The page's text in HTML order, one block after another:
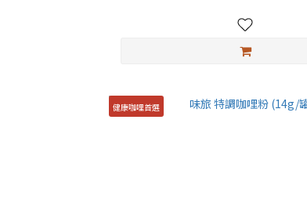
健康咖哩首選